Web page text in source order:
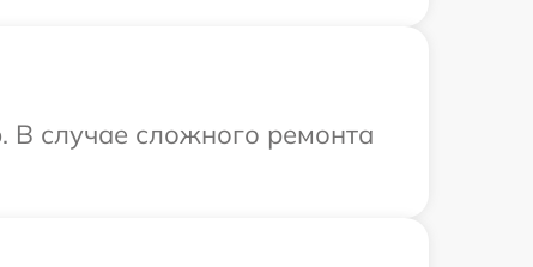
В случае сложного ремонта